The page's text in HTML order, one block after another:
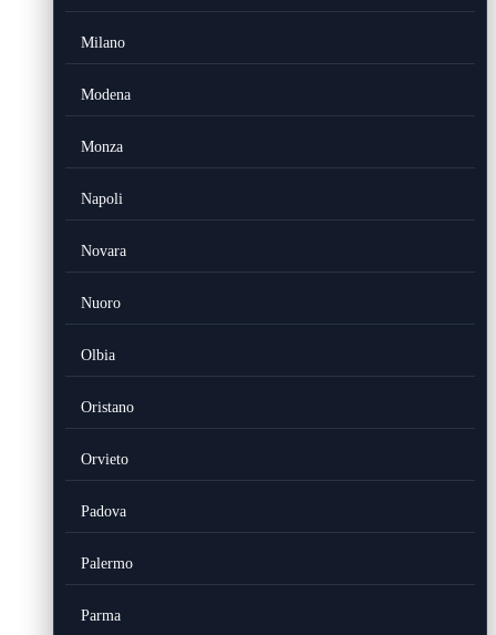
Milano
Modena
Monza
Napoli
Novara
Nuoro
Olbia
Oristano
Orvieto
Padova
Palermo
Parma